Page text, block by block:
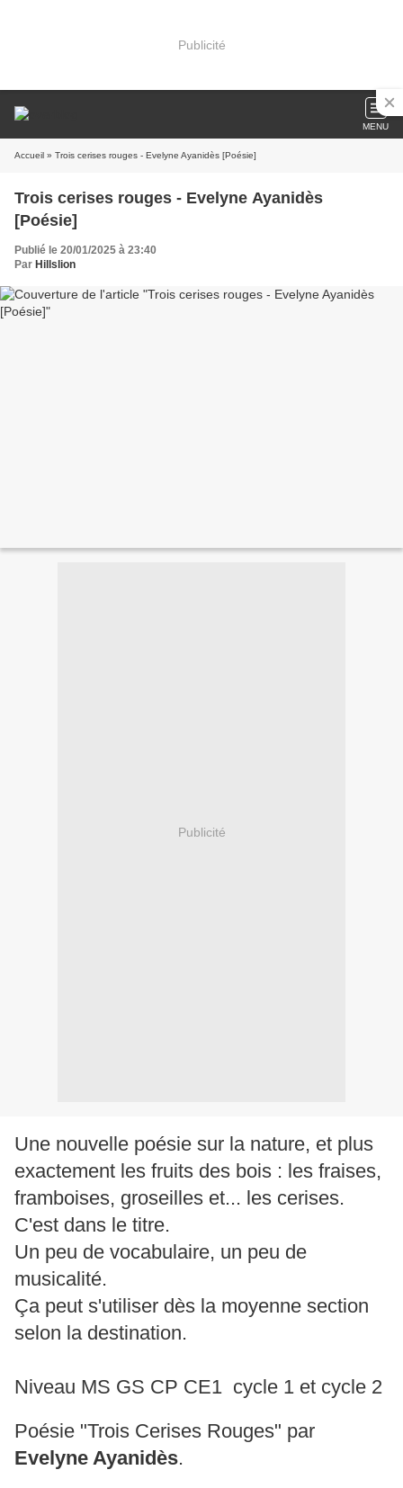
Publicité
MENU
Accueil » Trois cerises rouges - Evelyne Ayanidès [Poésie]
Trois cerises rouges - Evelyne Ayanidès
[Poésie]
Publié le 20/01/2025 à 23:40
Par Hillslion
Publicité
Une nouvelle poésie sur la nature, et plus
exactement les fruits des bois : les fraises,
framboises, groseilles et... les cerises.
C'est dans le titre.
Un peu de vocabulaire, un peu de
musicalité.
Ça peut s'utiliser dès la moyenne section
selon la destination.
Niveau MS GS CP CE1 cycle 1 et cycle 2
Poésie "Trois Cerises Rouges" par
Evelyne Ayanidès.